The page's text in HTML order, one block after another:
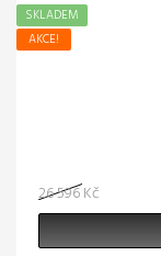
AKCE!
SKLADEM
26 596 Kč